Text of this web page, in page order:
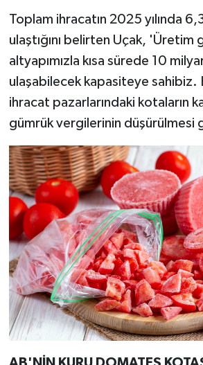
Toplam ihracatın 2025 yılında
ulaştığını belirten Uçak, 'Üretim
altyapımızla kısa sürede 10
ulaşabilecek kapasiteye sahibiz.
ihracat pazarlarındaki kotaların
gümrük vergilerinin düşürülmesi